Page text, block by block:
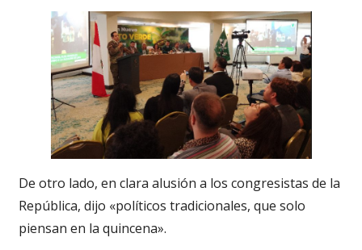
De otro lado, en clara alusión a los congresistas de la
República, dijo «políticos tradicionales, que solo
piensan en la quincena».